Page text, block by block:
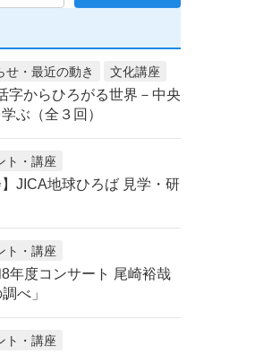
せ・最近の動き 文化講座
字からひろがる世界－中央
ぶ（全３回）
ト・講座
】JICA地球ひろば 見学・研
ト・講座
8年度コンサート 尾崎裕哉
べ」
ト・講座